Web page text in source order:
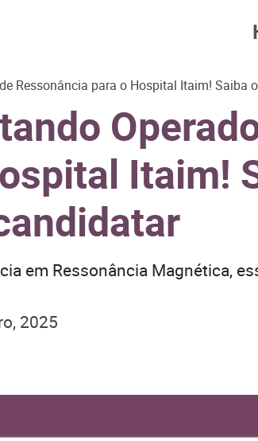
Ressonância para o Hospital Itaim!
Itaim!
em Ressonância Magnética,
2025